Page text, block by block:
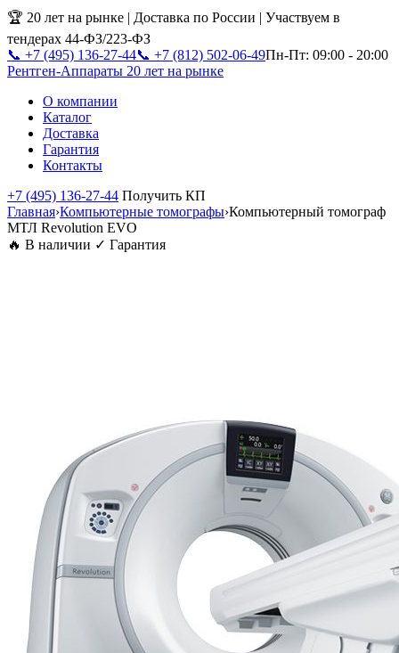
🏆 20 лет на рынке | Доставка по России | Участвуем в
тендерах 44-ФЗ/223-ФЗ
📞 +7 (495) 136-27-44📞 +7 (812) 502-06-49Пн-Пт: 09:00 - 20:00
Рентген-Аппараты 20 лет на рынке
О компании
Каталог
Доставка
Гарантия
Контакты
+7 (495) 136-27-44 Получить КП
Главная›Компьютерные томографы›Компьютерный томограф
МТЛ Revolution EVO
🔥 В наличии ✓ Гарантия